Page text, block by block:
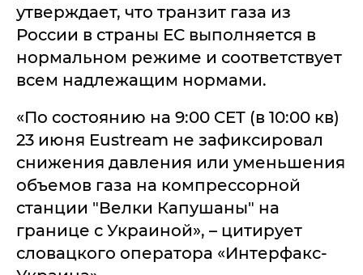
утверждает, что транзит газа из
России в страны ЕС выполняется в
нормальном режиме и соответствует
всем надлежащим нормами.
«По состоянию на 9:00 CET (в 10:00 кв)
23 июня Eustream не зафиксировал
снижения давления или уменьшения
объемов газа на компрессорной
станции "Велки Капушаны" на
границе с Украиной», – цитирует
словацкого оператора «Интерфакс-